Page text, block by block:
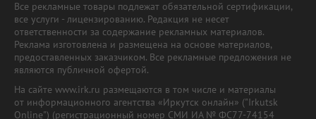
Все рекламные товары подлежат обязательной сертификации,
все услуги - лицензированию. Редакция не несет
ответственности за содержание рекламных материалов.
Реклама изготовлена и размещена на основе материалов,
предоставленных заказчиком. Все рекламные предложения не
являются публичной офертой.
На сайте www.irk.ru размещаются в том числе и материалы
от информационного агентства «Иркутск онлайн» ("Irkutsk
Online") (регистрационный номер СМИ ИА № ФС77-74154